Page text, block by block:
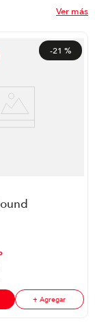
Ver más
-21 %
+ Agregar